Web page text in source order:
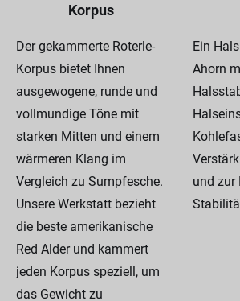
Korpus
Der gekammerte Roterle-
Korpus bietet Ihnen
ausgewogene, runde und
vollmundige Töne mit
starken Mitten und einem
wärmeren Klang im
Vergleich zu Sumpfesche.
Unsere Werkstatt bezieht
die beste amerikanische
Red Alder und kammert
jeden Korpus speziell, um
das Gewicht zu
Ein
Ahorn
und zur